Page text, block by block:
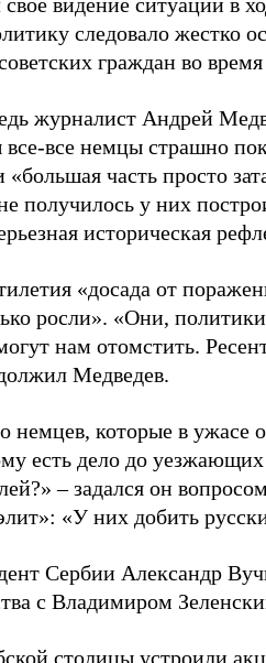
видение ситуации в
следовало жестко
граждан во
журналист Андрей
все немцы страшно
«большая часть просто
получилось у них
историческая
«досада от
росли». «Они,
нам отомстить.
Медведев.
немцев, которые в ужасе
есть дело до
– задался он
«У них добить
Сербии Александр
с Владимиром
столицы устроили